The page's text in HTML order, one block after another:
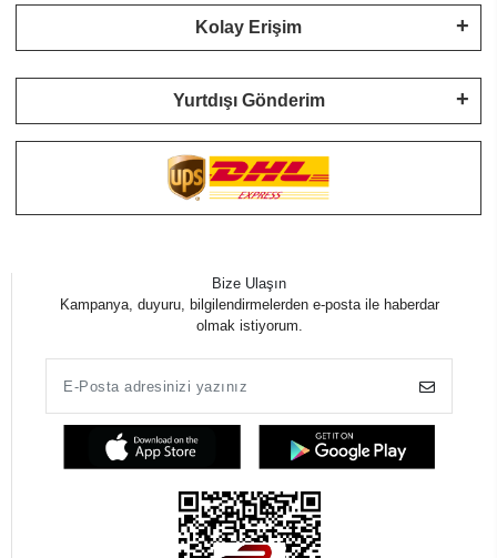
Kolay Erişim
Yurtdışı Gönderim
Bize Ulaşın
Kampanya, duyuru, bilgilendirmelerden e-posta ile haberdar
olmak istiyorum.